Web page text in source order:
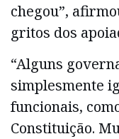
chegou”,
gritos dos
“Alguns
simplesmente
funcionais,
Constituição.